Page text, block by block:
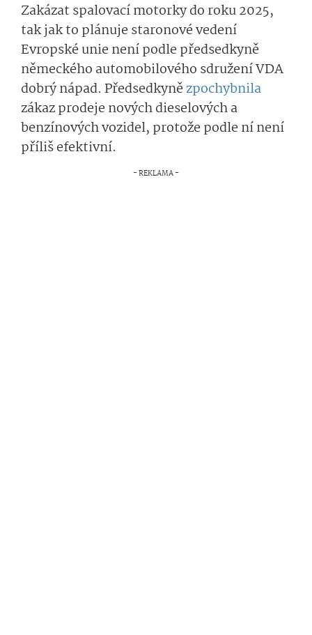
Zakázat spalovací motorky do roku 2025,
tak jak to plánuje staronové vedení
Evropské unie není podle předsedkyně
německého automobilového sdružení VDA
dobrý nápad. Předsedkynězpochybnila
zákaz prodeje nových dieselových a
benzínových vozidel, protože podle ní není
příliš efektivní.